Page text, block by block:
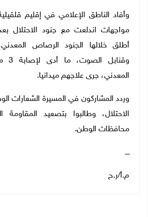
وأفاد الناطق الإعلامي في إقليم
مواجهات اندلعت مع جنود الاحتلال
أطلق خلالها الجنود الرصاص
المعدني، جرى علاجهم ميدانيا.
وردد المشاركون في المسيرة الشعارات
الاحتلال، وطالبوا بتصعيد
محافظات الوطن.
ــــ
م.أ/ر.ح